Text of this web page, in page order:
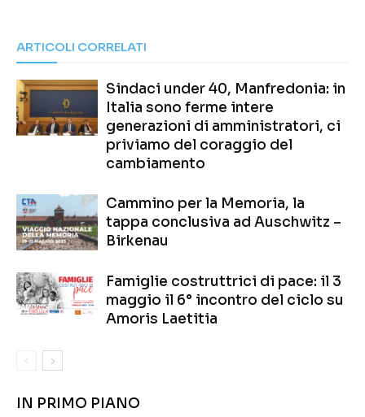
ARTICOLI CORRELATI
Sindaci under 40, Manfredonia: in
Italia sono ferme intere
generazioni di amministratori, ci
priviamo del coraggio del
cambiamento
Cammino per la Memoria, la
tappa conclusiva ad Auschwitz –
Birkenau
Famiglie costruttrici di pace: il 3
maggio il 6° incontro del ciclo su
Amoris Laetitia
IN PRIMO PIANO